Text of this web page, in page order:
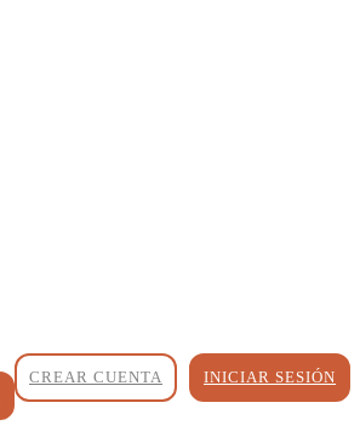
INICIAR SESIÓN
CREAR CUENTA